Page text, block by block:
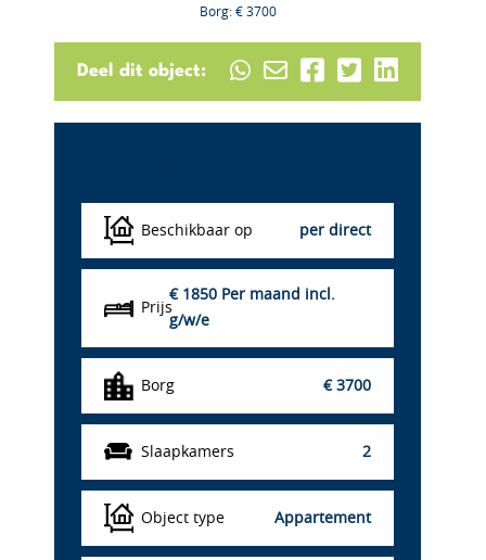
Borg: € 3700
Deel dit object:
Beschikbaar op per direct
Prijs
€ 1850 Per maand incl.
g/w/e
Borg € 3700
Slaapkamers 2
Object type Appartement